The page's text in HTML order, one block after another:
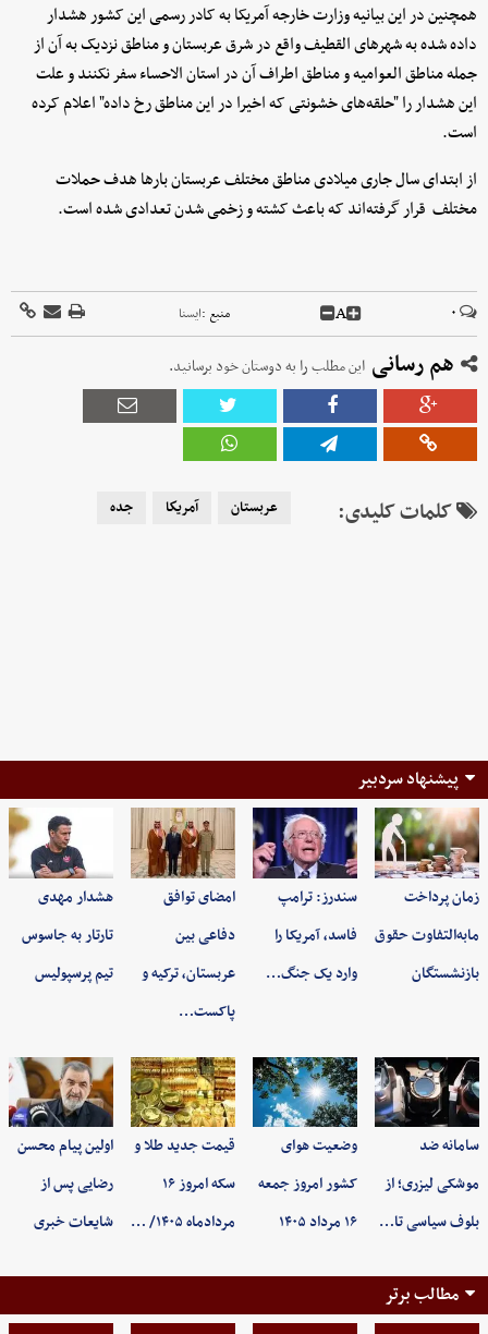
همچنین در این بیانیه وزارت خارجه آمریکا به کادر رسمی این کشور هشدار
داده شده به شهرهای القطیف واقع در شرق عربستان و مناطق نزدیک به آن از
جمله مناطق العوامیه و مناطق اطراف آن در استان الاحساء سفر نکنند و علت
این هشدار را "حلقه‌های خشونتی که اخیرا در این مناطق رخ داده" اعلام کرده
است.
از ابتدای سال جاری میلادی مناطق مختلف عربستان بارها هدف حملات
مختلف قرار گرفته‌اند که باعث کشته و زخمی شدن تعدادی شده است.
۰ A منبع :ايسنا
هم رسانی این مطلب را به دوستان خود برسانید.
کلمات کلیدی: عربستان آمریكا جده
پیشنهاد سردبیر
زمان پرداخت
مابه‌التفاوت حقوق
بازنشستگان
سندرز: ترامپ
فاسد، آمریکا را
وارد یک جنگ…
امضای توافق
دفاعی بین
عربستان، ترکیه و
پاکست…
هشدار مهدی
تارتار به جاسوس
تیم پرسپولیس
سامانه ضد
موشکی لیزری؛ از
بلوف سیاسی تا…
وضعیت هوای
کشور امروز جمعه
۱۶ مرداد ۱۴۰۵
قیمت جدید طلا و
سکه امروز ۱۶
مردادماه ۱۴۰۵/ …
اولین پیام محسن
رضایی پس از
شایعات خبری
مطالب برتر